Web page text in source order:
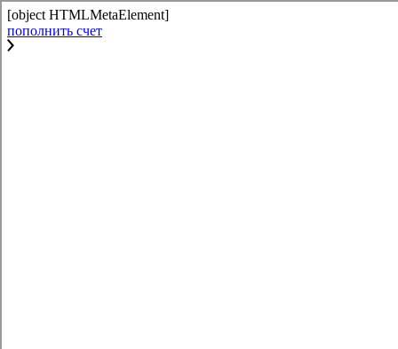
[object HTMLMetaElement]
пополнить счет